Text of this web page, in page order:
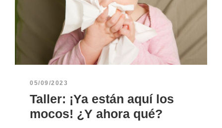
05/09/2023
Taller: ¡Ya están aquí los
mocos! ¿Y ahora qué?